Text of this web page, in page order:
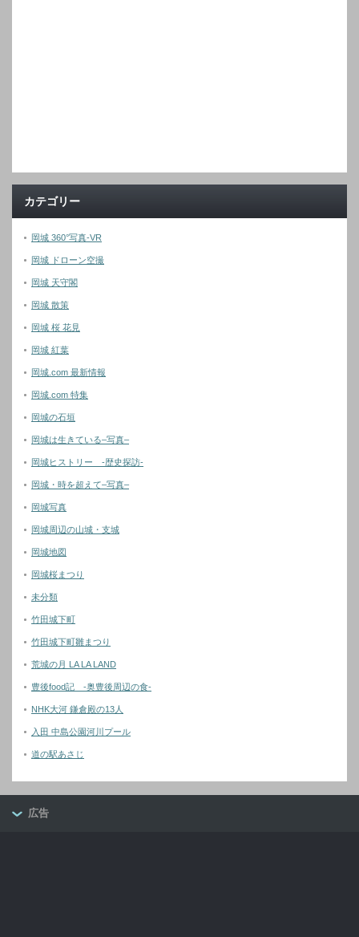
カテゴリー
岡城 360°写真-VR
岡城 ドローン空撮
岡城 天守閣
岡城 散策
岡城 桜 花見
岡城 紅葉
岡城.com 最新情報
岡城.com 特集
岡城の石垣
岡城は生きている–写真–
岡城ヒストリー -歴史探訪-
岡城・時を超えて–写真–
岡城写真
岡城周辺の山城・支城
岡城地図
岡城桜まつり
未分類
竹田城下町
竹田城下町雛まつり
荒城の月 LA LA LAND
豊後food記 -奥豊後周辺の食-
NHK大河 鎌倉殿の13人
入田 中島公園河川プール
道の駅あさじ
広告